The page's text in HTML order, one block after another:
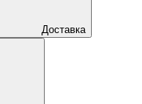
Доставка